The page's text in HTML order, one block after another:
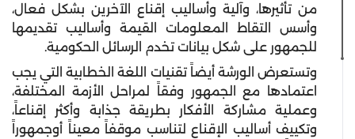
من تأثيرها، وآلية وأساليب إقناع الآخرين بشكل فعال،
وأسس التقاط المعلومات القيمة وأساليب تقديمها
للجمهور على شكل بيانات تخدم الرسائل الحكومية.
وتستعرض الورشة أيضاً تقنيات اللغة الخطابية التي يجب
اعتمادها مع الجمهور وفقاً لمراحل الأزمة المختلفة،
وعملية مشاركة الأفكار بطريقة جذابة وأكثر إقناعاً،
وتكييف أساليب الإقناع لتناسب موقفاً معيناً أوجمهوراً